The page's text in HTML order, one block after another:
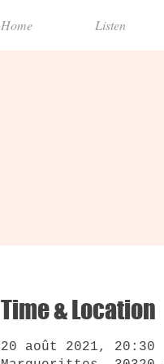
Home Listen
Time & Location
20 août 2021, 20:30